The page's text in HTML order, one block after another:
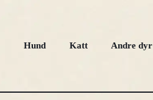
Hund Katt Andre dyr